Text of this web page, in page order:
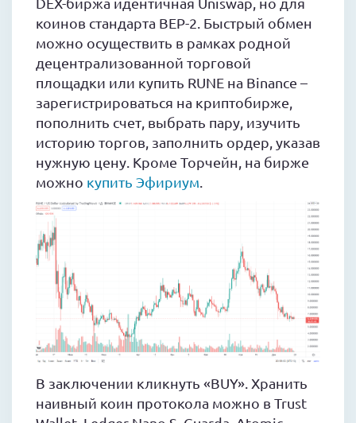
коинов стандарта BEP-2. Быстрый обмен
можно осуществить в рамках родной
децентрализованной торговой
площадки или купить RUNE на Binance –
зарегистрироваться на криптобирже,
пополнить счет, выбрать пару, изучить
историю торгов, заполнить ордер, указав
нужную цену. Кроме Торчейн, на бирже
можно купить Эфириум
В заключении кликнуть «BUY». Хранить
наивный коин протокола можно в Trust